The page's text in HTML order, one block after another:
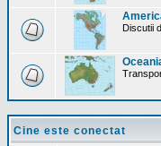
Discutii
Cine este conectat